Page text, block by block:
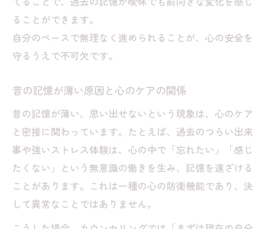
ることができます。
自分のペースで無理なく進められることが、心の安全を
守るうえで不可欠です。
昔の記憶が薄い原因と心のケアの関係
昔の記憶が薄い、思い出せないという現象は、心のケア
と密接に関わっています。たとえば、過去のつらい出来
事や強いストレス体験は、心の中で「忘れたい」「感じ
たくない」という無意識の働きを生み、記憶を遠ざける
ことがあります。これは一種の心の防衛機能であり、決
して異常なことではありません。